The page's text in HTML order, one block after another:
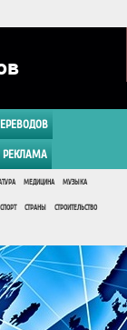
РЕКЛАМА
МЕДИЦИНА МУЗЫКА
СПОРТ СТРАНЫ СТРОИТЕЛЬСТВО